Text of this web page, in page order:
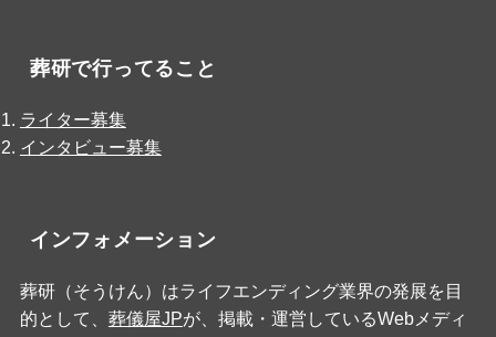
葬研で行ってること
ライター募集
インタビュー募集
インフォメーション
葬研（そうけん）はライフエンディング業界の発展を目
的として、 葬儀屋JPが、掲載・運営しているWebメディ